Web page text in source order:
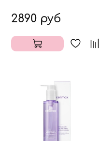
2890 руб